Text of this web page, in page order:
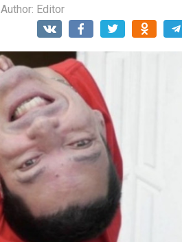
Author: Editor